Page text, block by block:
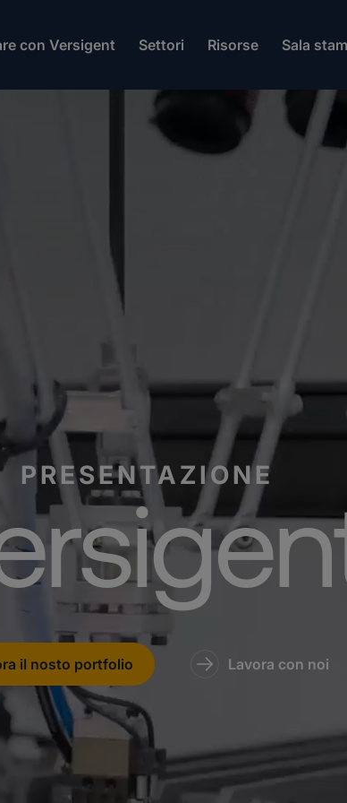
con Versigent Settori Risorse Sala
PRESENTAZIONE
il nosto portfolio Lavora con noi